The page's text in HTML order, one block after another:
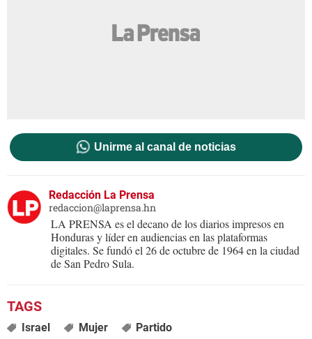
Unirme al canal de noticias
Redacción La Prensa
redaccion@laprensa.hn
LA PRENSA es el decano de los diarios impresos en
Honduras y líder en audiencias en las plataformas
digitales. Se fundó el 26 de octubre de 1964 en la ciudad
de San Pedro Sula.
Israel Mujer Partido